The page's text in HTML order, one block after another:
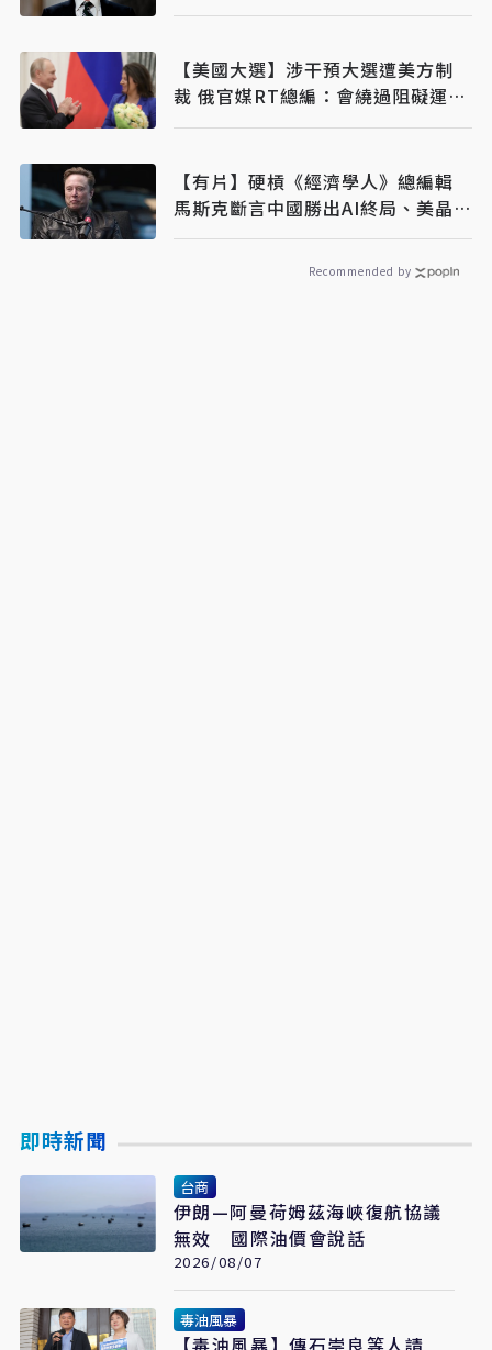
【美國大選】涉干預大選遭美方制
裁 俄官媒RT總編：會繞過阻礙運作
下去
【有片】硬槓《經濟學人》總編輯
馬斯克斷言中國勝出AI終局、美晶片
封鎖擋不住
Recommended by
即時新聞
台商
伊朗—阿曼荷姆茲海峽復航協議
無效 國際油價會說話
2026/08/07
毒油風暴
【毒油風暴】傳石崇良等人請